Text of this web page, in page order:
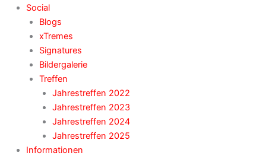
Social
Blogs
xTremes
Signatures
Bildergalerie
Treffen
Jahrestreffen 2022
Jahrestreffen 2023
Jahrestreffen 2024
Jahrestreffen 2025
Informationen